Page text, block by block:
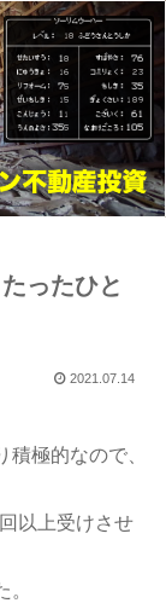
ったひと
2021.07.14
極的なので、
以上受けさせ